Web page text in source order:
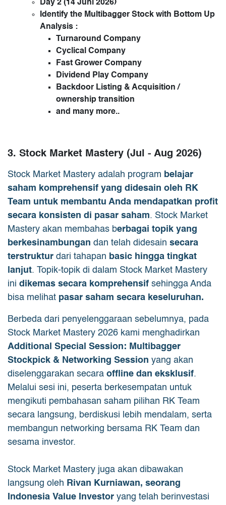
Day 2 (14 Juni 2026)
Identify the Multibagger Stock with Bottom Up
Analysis :
Turnaround Company
Cyclical Company
Fast Grower Company
Dividend Play Company
Backdoor Listing & Acquisition /
ownership transition
and many more..
3. Stock Market Mastery (Jul - Aug 2026)
Stock Market Mastery adalah program belajar
saham komprehensif yang didesain oleh RK
Team untuk membantu Anda mendapatkan profit
secara konsisten di pasar saham. Stock Market
Mastery akan membahas berbagai topik yang
berkesinambungan dan telah didesain secara
terstruktur dari tahapan basic hingga tingkat
lanjut. Topik-topik di dalam Stock Market Mastery
ini dikemas secara komprehensif sehingga Anda
bisa melihat pasar saham secara keseluruhan.
Berbeda dari penyelenggaraan sebelumnya, pada
Stock Market Mastery 2026 kami menghadirkan
Additional Special Session: Multibagger
Stockpick & Networking Session yang akan
diselenggarakan secara offline dan eksklusif.
Melalui sesi ini, peserta berkesempatan untuk
mengikuti pembahasan saham pilihan RK Team
secara langsung, berdiskusi lebih mendalam, serta
membangun networking bersama RK Team dan
sesama investor.
Stock Market Mastery juga akan dibawakan
langsung oleh Rivan Kurniawan, seorang
Indonesia Value Investor yang telah berinvestasi